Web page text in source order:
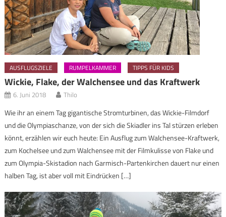
AUSFLUGSZIELE RUMPELKAMMER TIPPS FÜR KIDS
Wickie, Flake, der Walchensee und das Kraftwerk
6. Juni 2018 Thilo
Wie ihr an einem Tag gigantische Stromturbinen, das Wickie-Filmdorf
und die Olympiaschanze, von der sich die Skiadler ins Tal stürzen erleben
könnt, erzählen wir euch heute: Ein Ausflug zum Walchensee-Kraftwerk,
zum Kochelsee und zum Walchensee mit der Filmkulisse von Flake und
zum Olympia-Skistadion nach Garmisch-Partenkirchen dauert nur einen
halben Tag, ist aber voll mit Eindrücken […]